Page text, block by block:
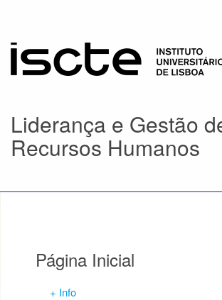
Liderança e Gestão
Recursos Humanos
Página Inicial
+ Info